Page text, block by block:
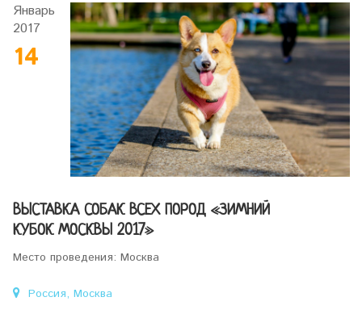
Январь
2017
14
ВЫСТАВКА СОБАК ВСЕХ ПОРОД «ЗИМНИЙ
КУБОК МОСКВЫ 2017»
Место проведения: Москва
Россия, Москва